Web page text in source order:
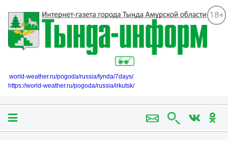
18+
world-weather.ru/pogoda/russia/tynda/7days/
https://world-weather.ru/pogoda/russia/irkutsk/